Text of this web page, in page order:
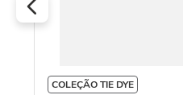
COLEÇÃO TIE DYE